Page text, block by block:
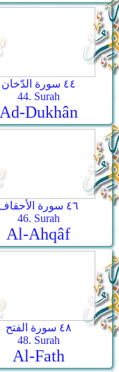
٤٤ سورة الدّخان
44. Surah
Ad-Dukhân
٤٦ سورة الأحقاف
46. Surah
Al-Ahqâf
٤٨ سورة الفتح
48. Surah
Al-Fath